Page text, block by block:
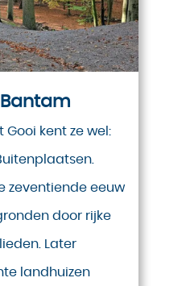
Gooi kent ze wel:
zeventiende eeuw
door rijke
Later
landhuizen